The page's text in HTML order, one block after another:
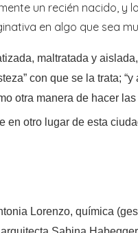
un recién nacido, y
en algo que sea
maltratada y
con que se la trata;
otra manera de hacer
en otro lugar de esta
Lorenzo, química